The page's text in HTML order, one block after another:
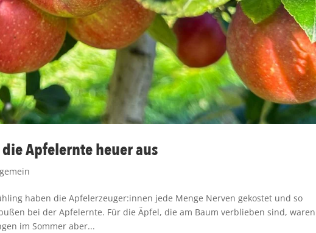
Apfelernte heuer aus
haben die Apfelerzeuger:innen jede Menge Nerven gekostet und so
bei der Apfelernte. Für die Äpfel, die am Baum verblieben sind,
im Sommer aber...